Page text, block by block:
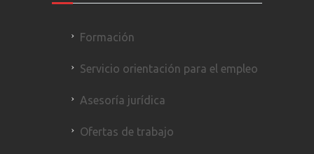
Formación
Servicio orientación para el empleo
Asesoría jurídica
Ofertas de trabajo